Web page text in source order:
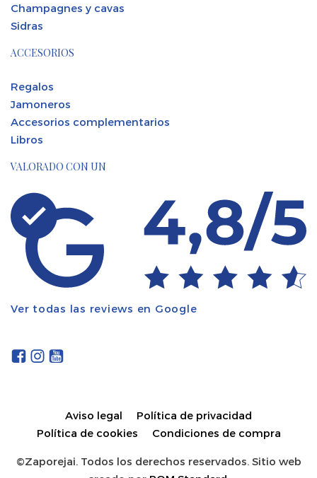
Champagnes y cavas
Sidras
ACCESORIOS
Regalos
Jamoneros
Accesorios complementarios
Libros
VALORADO CON UN
Ver todas las reviews en Google
Aviso legal
Política de privacidad
Política de cookies
Condiciones de compra
©Zaporejai. Todos los derechos reservados. Sitio web